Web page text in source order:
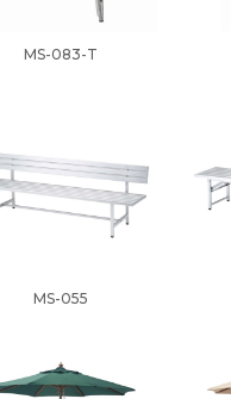
MS-083-T
MS-055